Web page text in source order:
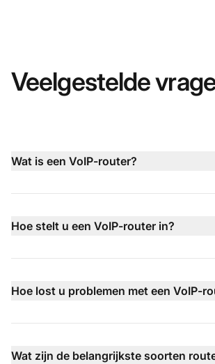
Veelgestelde
Wat is een VoIP-router?
Hoe stelt u een VoIP-router in?
Hoe lost u problemen met een VoIP-
Wat zijn de belangrijkste soorten